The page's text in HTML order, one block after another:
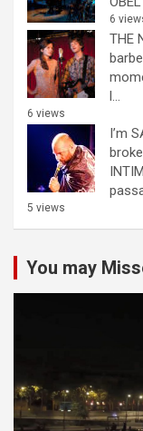
6
THE
l...
6 views
I’m
5 views
You may